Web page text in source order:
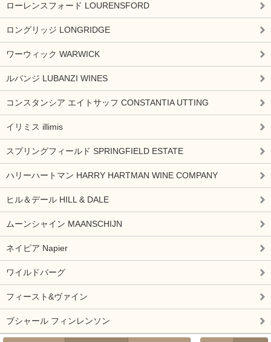
ローレンスフォード LOURENSFORD
ロングリッジ LONGRIDGE
ワーウィック WARWICK
ルバンジ LUBANZI WINES
コンスタンシア エイトサッフ CONSTANTIA UTTING
イリミス illimis
スプリングフィールド SPRINGFIELD ESTATE
ハリーハートマン HARRY HARTMAN WINE COMPANY
ヒル＆デール HILL & DALE
ムーンシャイン MAANSCHIJN
ネイピア Napier
ワイルドバーグ
フィースト&ヴァイン
ブシャール フィンレンソン